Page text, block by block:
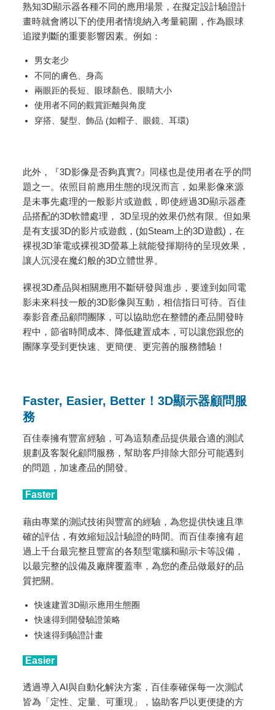
熟知3D顯示器各種不同的應用場景，在擬定設計驗證計
畫時就會將以下的使用者情境納入考量範圍，作為眼球
追蹤判斷的重要影響因素。例如：
男女老少
不同的膚色、身高
兩眼距的長短、眼球顏色、眼睛大小
使用者不同的觀賞距離與角度
穿搭、髮型、飾品 (如帽子、眼鏡、耳環)
此外，『3D影像是否夠真實?』同樣也是使用者在乎的問
題之一。依照目前應用生態的現況而言，如果影像來源
是未事先處理的一般影片或遊戲，即使經過3D顯示器產
品搭配的3D軟體處理， 3D呈現的效果仍然有限。但如果
是有支援3D的影片或遊戲，(如Steam上的3D遊戲)，在
裸視3D筆電或裸視3D螢幕上就能發揮期待的呈現效果，
讓人沉浸在魔幻般的3D立體世界。
裸視3D產品與相關應用不斷研發與進步，要達到如同電
影未來科技一般的3D影像與互動，相信指日可待。百佳
泰影音產品顧問團隊，可以協助您在整體的產品開發時
程中，節省時間成本、降低建置成本，可以讓您跟您的
團隊享受到更快速、更簡便、更完善的服務體驗！
Faster, Easier, Better！3D顯示器顧問服
務
百佳泰擁有豐富經驗，可為這類產品提供最合適的測試
規劃及客製化顧問服務，幫助客戶排除大部分可能遇到
的問題，加速產品的開發。
Faster
藉由專業的測試技術與豐富的經驗，為您提供快速且準
確的評估，有效縮短設計驗證的時間。而百佳泰擁有超
過上千台最完整且豐富的各類型電腦和顯示卡等設備，
以最完整的設備及廠牌覆蓋率，為您的產品做最好的品
質把關。
快速建置3D顯示應用生態圈
快速得到開發驗證策略
快速得到驗證計畫
Easier
透過導入AI與自動化解決方案，百佳泰確保每一次測試
皆為「定性、定量、可重現」，協助客戶以更便捷的方